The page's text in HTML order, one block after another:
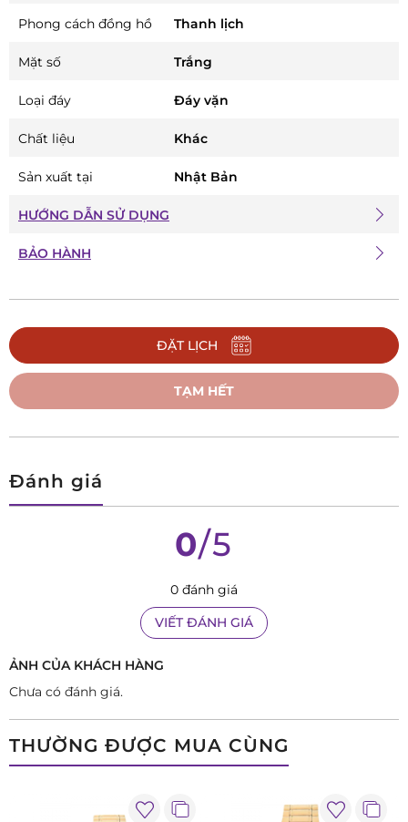
ĐẶT LỊCH
TẠM HẾT
Phong cách đồng hồ Thanh lịch
Mặt số Trắng
Loại đáy Đáy vặn
Chất liệu Khác
Sản xuất tại Nhật Bản
HƯỚNG DẪN SỬ DỤNG
BẢO HÀNH
Đánh giá
0/5
0 đánh giá
VIẾT ĐÁNH GIÁ
ẢNH CỦA KHÁCH HÀNG
Chưa có đánh giá.
THƯỜNG ĐƯỢC MUA CÙNG